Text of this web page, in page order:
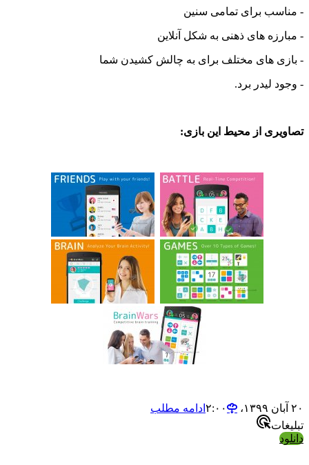
برای تمامی سنین
های ذهنی به شکل آنلاین
های مختلف برای به چالش کشیدن شما
لیدر برد.
از محیط این بازی:
ادامه مطلب